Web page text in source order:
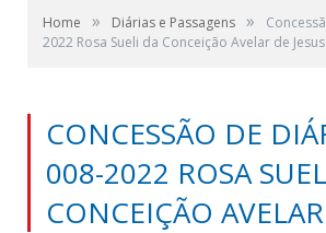
Home » Diárias e Passagens »
2022 Rosa Sueli da Conceição Avelar de Jesus
CONCESSÃO DE
008-2022 ROSA
CONCEIÇÃO